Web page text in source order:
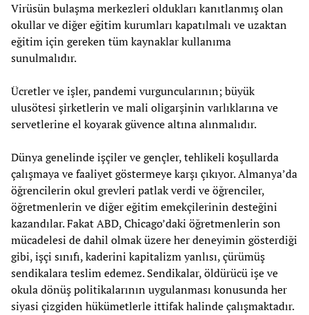
Virüsün bulaşma merkezleri oldukları kanıtlanmış olan
okullar ve diğer eğitim kurumları kapatılmalı ve uzaktan
eğitim için gereken tüm kaynaklar kullanıma
sunulmalıdır.
Ücretler ve işler, pandemi vurguncularının; büyük
ulusötesi şirketlerin ve mali oligarşinin varlıklarına ve
servetlerine el koyarak güvence altına alınmalıdır.
Dünya genelinde işçiler ve gençler, tehlikeli koşullarda
çalışmaya ve faaliyet göstermeye karşı çıkıyor. Almanya’da
öğrencilerin okul grevleri patlak verdi ve öğrenciler,
öğretmenlerin ve diğer eğitim emekçilerinin desteğini
kazandılar. Fakat ABD, Chicago’daki öğretmenlerin son
mücadelesi de dahil olmak üzere her deneyimin gösterdiği
gibi, işçi sınıfı, kaderini kapitalizm yanlısı, çürümüş
sendikalara teslim edemez. Sendikalar, öldürücü işe ve
okula dönüş politikalarının uygulanması konusunda her
siyasi çizgiden hükümetlerle ittifak halinde çalışmaktadır.